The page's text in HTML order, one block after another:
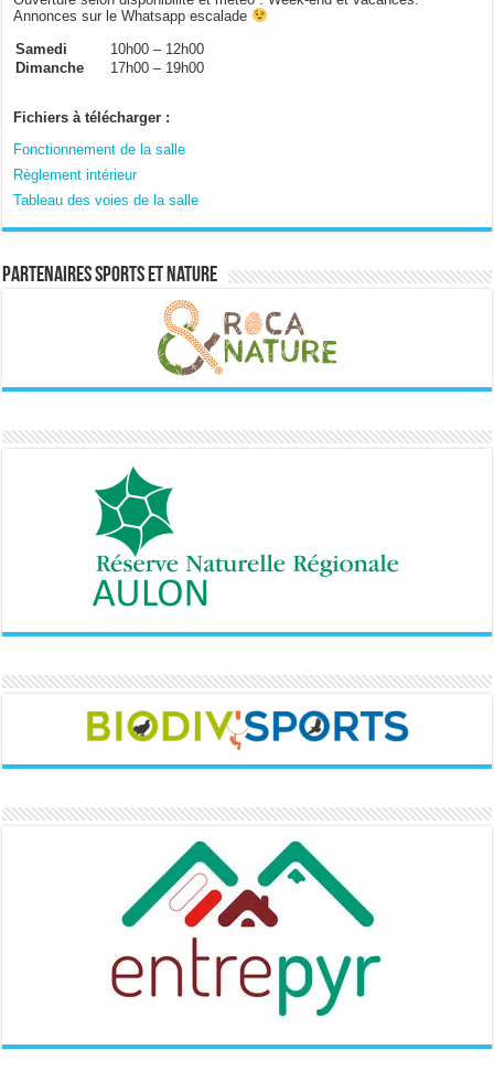
Annonces sur le Whatsapp escalade
Samedi
10h00 – 12h00
Dimanche
17h00 – 19h00
Fichiers à télécharger :
Fonctionnement de la salle
Règlement intérieur
Tableau des voies de la salle
Partenaires sports et nature